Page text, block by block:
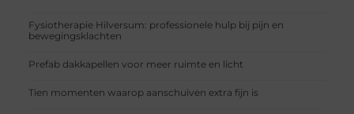
Fysiotherapie Hilversum: professionele hulp bij pijn en
bewegingsklachten
Prefab dakkapellen voor meer ruimte en licht
Tien momenten waarop aanschuiven extra fijn is